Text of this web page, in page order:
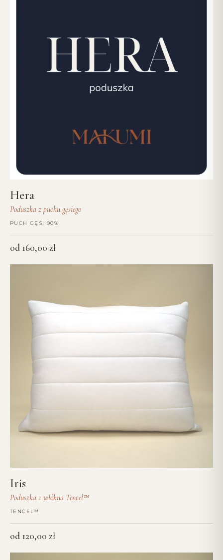
Hera
Poduszka z puchu gęsiego
PUCH GĘSI 90%
od 160,00 zł
Iris
Poduszka z włókna Tencel™
TENCEL™
od 120,00 zł